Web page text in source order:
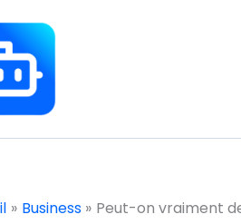
Business Peut-on vraiment